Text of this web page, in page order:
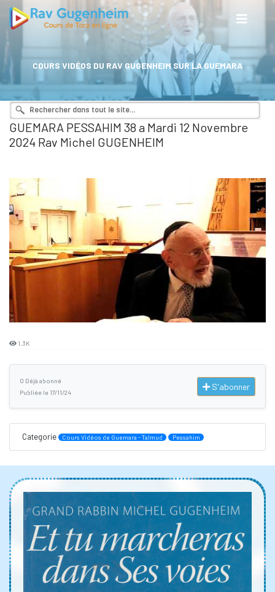
COURS VIDÉOS DU RAV GUGENHEIM SUR LA GUEMARA
GUEMARA PESSAHIM 38 a Mardi 12 Novembre
2024 Rav Michel GUGENHEIM
1.3K
0 Déjà abonné
Publiée le 17/11/24
S'abonner
Categorie Cours Vidéos de Guemara - Talmud Pessahim